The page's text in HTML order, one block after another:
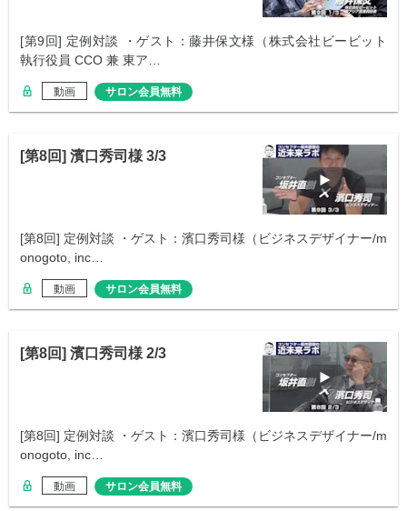
[第9回] 定例対談 ・ゲスト：藤井保文様（株式会社ビービット
執行役員 CCO 兼 東ア…
動画 サロン会員無料
[第8回] 濱口秀司様 3/3
[第8回] 定例対談 ・ゲスト：濱口秀司様（ビジネスデザイナー/m
onogoto, inc…
動画 サロン会員無料
[第8回] 濱口秀司様 2/3
[第8回] 定例対談 ・ゲスト：濱口秀司様（ビジネスデザイナー/m
onogoto, inc…
動画 サロン会員無料